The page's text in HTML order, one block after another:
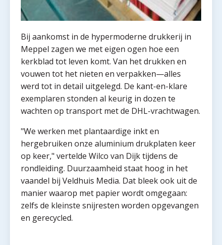
Bij aankomst in de hypermoderne drukkerij in
Meppel zagen we met eigen ogen hoe een
kerkblad tot leven komt. Van het drukken en
vouwen tot het nieten en verpakken—alles
werd tot in detail uitgelegd. De kant-en-klare
exemplaren stonden al keurig in dozen te
wachten op transport met de DHL-vrachtwagen.
"We werken met plantaardige inkt en
hergebruiken onze aluminium drukplaten keer
op keer," vertelde Wilco van Dijk tijdens de
rondleiding. Duurzaamheid staat hoog in het
vaandel bij Veldhuis Media. Dat bleek ook uit de
manier waarop met papier wordt omgegaan:
zelfs de kleinste snijresten worden opgevangen
en gerecycled.